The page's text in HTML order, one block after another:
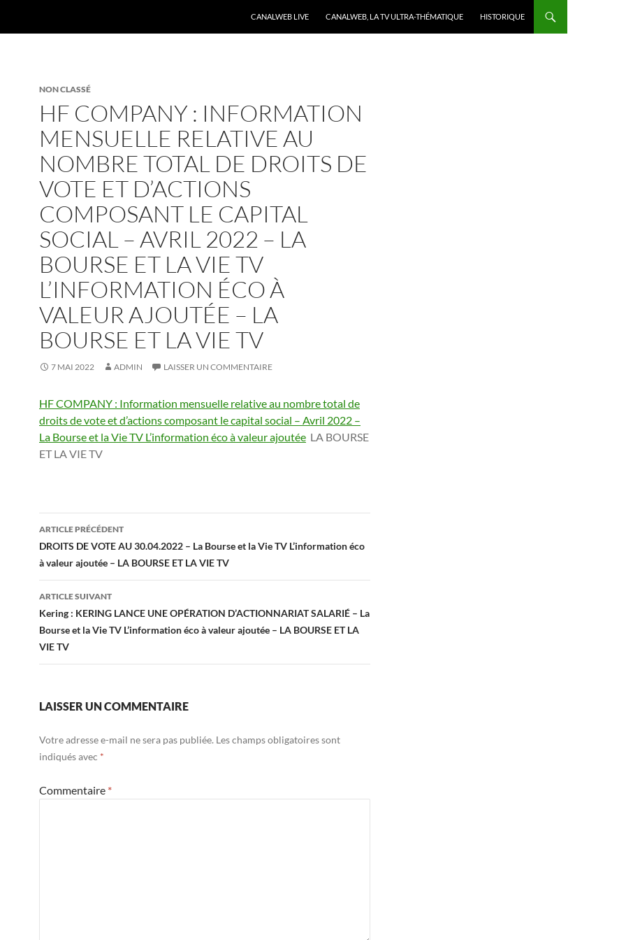
CANALWEB LIVE CANALWEB, LA TV ULTRA-THÉMATIQUE HISTORIQUE
NON CLASSÉ
HF COMPANY : INFORMATION
MENSUELLE RELATIVE AU
NOMBRE TOTAL DE DROITS DE
VOTE ET D’ACTIONS
COMPOSANT LE CAPITAL
SOCIAL – AVRIL 2022 – LA
BOURSE ET LA VIE TV
L’INFORMATION ÉCO À
VALEUR AJOUTÉE – LA
BOURSE ET LA VIE TV
7 MAI 2022 ADMIN LAISSER UN COMMENTAIRE
HF COMPANY : Information mensuelle relative au nombre total de
droits de vote et d’actions composant le capital social – Avril 2022 –
La Bourse et la Vie TV L’information éco à valeur ajoutée LA BOURSE
ET LA VIE TV
Navigation
des
articles
ARTICLE PRÉCÉDENT
DROITS DE VOTE AU 30.04.2022 – La Bourse et la Vie TV L’information éco
à valeur ajoutée – LA BOURSE ET LA VIE TV
ARTICLE SUIVANT
Kering : KERING LANCE UNE OPÉRATION D’ACTIONNARIAT SALARIÉ – La
Bourse et la Vie TV L’information éco à valeur ajoutée – LA BOURSE ET LA
VIE TV
LAISSER UN COMMENTAIRE
Votre adresse e-mail ne sera pas publiée. Les champs obligatoires sont
indiqués avec *
Commentaire *